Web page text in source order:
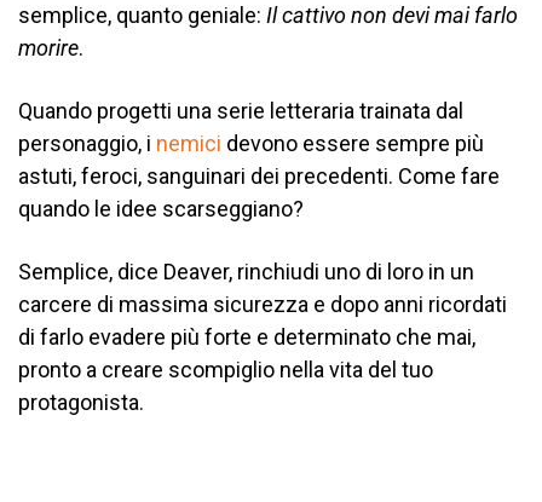
semplice, quanto geniale: Il cattivo non devi mai farlo
morire.
Quando progetti una serie letteraria trainata dal
personaggio, i nemici devono essere sempre più
astuti, feroci, sanguinari dei precedenti. Come fare
quando le idee scarseggiano?
Semplice, dice Deaver, rinchiudi uno di loro in un
carcere di massima sicurezza e dopo anni ricordati
di farlo evadere più forte e determinato che mai,
pronto a creare scompiglio nella vita del tuo
protagonista.